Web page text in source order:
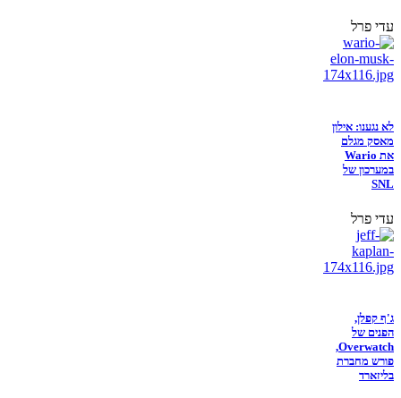
עדי פרל
לא נגענו: אילון
מאסק מגלם
את Wario
במערכון של
SNL
עדי פרל
ג'ף קפלן,
הפנים של
Overwatch,
פורש מחברת
בליזארד